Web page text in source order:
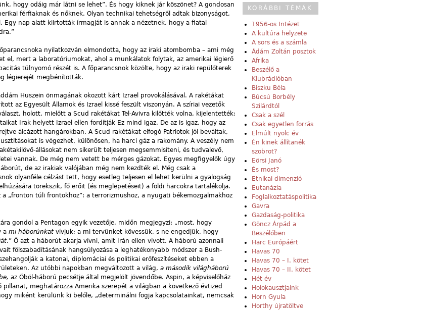
hogy odáig már látni se lehet”. És hogy kiknek jár köszönet? A gondosan
férfiaknak és nőknek. Olyan technikai tehetségről adtak bizonyságot,
Egy nap alatt kiirtották írmagját is annak a nézetnek, hogy a fiatal
nyilatkozván elmondotta, hogy az iraki atombomba – ami még
el, mert a laboratóriumokat, ahol a munkálatok folytak, az amerikai légierő
túlnyomó részét is. A főparancsnok közölte, hogy az iraki repülőterek
légierejét megbénították.
Huszein önmagának okozott kárt Izrael provokálásával. A rakétákat
az Egyesült Államok és Izrael kissé feszült viszonyán. A szíriai vezetők
holott, mielőtt a Scud rakétákat Tel-Avivra kilőtték volna, kijelentették:
Irak helyett Izrael ellen fordítják Ez mind igaz. De az is igaz, hogy az
álcázott hangárokban. A Scud rakétákat elfogó Patriotok jól beváltak,
is végezhet, különösen, ha harci gáz a rakomány. A veszély nem
állásokat nem sikerült teljesen megsemmisíteni, és tudvalevő,
vannak. De még nem vetett be mérges gázokat. Egyes megfigyelők úgy
de az irakiak valójában még nem kezdték el. Még csak a
olyanféle célzást tett, hogy esetleg teljesen el lehet kerülni a gyalogság
törekszik, fő erőit (és meglepetéseit) a földi harcokra tartalékolja.
„fronton túli frontokhoz”: a terrorizmushoz, a nyugati békemozgalmakhoz
gondol a Pentagon egyik vezetője, midőn megjegyzi: „most, hogy
a mi háborúnkat vívjuk; a mi tervünket kövessük, s ne engedjük, hogy
.” Ő azt a háborút akarja vívni, amit Irán ellen vívott. A háború azonnali
fölszabadításának hangsúlyozása a leghatékonyabb módszer a Bush-
a katonai, diplomáciai és politikai erőfeszítéseket ebben a
Az utóbbi napokban megváltozott a világ, a második világháború
az Öböl-háború pecsétje által megjelölt jövendőbe. Aspin, a képviselőház
meghatározza Amerika szerepét a világban a következő évtized
miként kerülünk ki belőle, „determinálni fogja kapcsolatainkat, nemcsak
KORÁBBI TÉMÁK
1956-os Intézet
A kultúra helyzete
A sors és a számla
Ádám Zoltán posztok
Afrika
Beszélő a
Klubrádióban
Biszku Béla
Búcsú Borbély
Szilárdtól
Csak a szél
Csak egyetlen forrás
Elmúlt nyolc év
Én kinek állítanék
szobrot?
Eörsi Janó
És most?
Etnikai dimenzió
Eutanázia
Foglalkoztatáspolitika
Gavra
Gazdaság-politika
Göncz Árpád a
Beszélőben
Harc Európáért
Havas 70
Havas 70 – I. kötet
Havas 70 – II. kötet
Hét év
Holokausztjaink
Horn Gyula
Horthy újratöltve